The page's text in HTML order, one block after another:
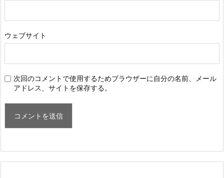
ウェブサイト
次回のコメントで使用するためブラウザーに自分の名前、メール
アドレス、サイトを保存する。